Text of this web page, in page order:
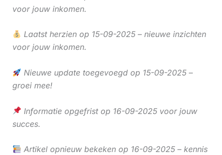
voor jouw inkomen.
Laatst herzien op 15-09-2025 – nieuwe inzichten
voor jouw inkomen.
Nieuwe update toegevoegd op 15-09-2025 –
groei mee!
Informatie opgefrist op 16-09-2025 voor jouw
succes.
Artikel opnieuw bekeken op 16-09-2025 – kennis